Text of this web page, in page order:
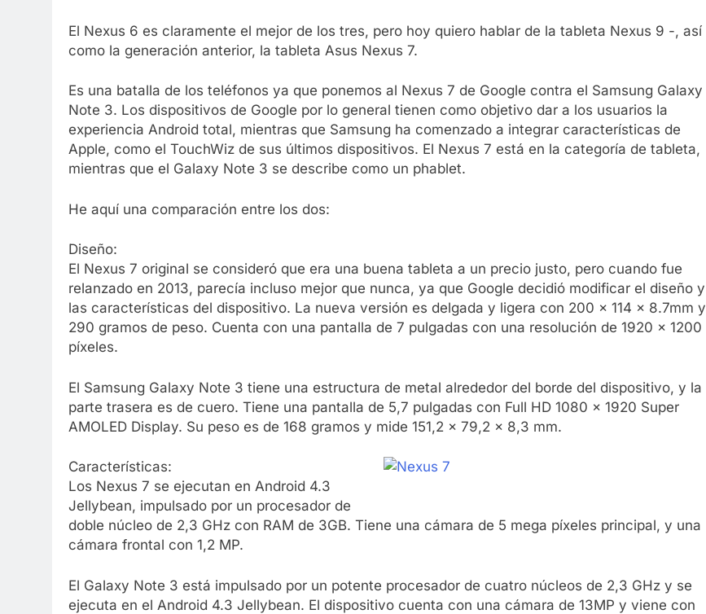
El Nexus 6 es claramente el mejor de los tres, pero hoy quiero hablar de la tableta Nexus 9 -, así
como la generación anterior, la tableta Asus Nexus 7.
Es una batalla de los teléfonos ya que ponemos al Nexus 7 de Google contra el Samsung Galaxy
Note 3. Los dispositivos de Google por lo general tienen como objetivo dar a los usuarios la
experiencia Android total, mientras que Samsung ha comenzado a integrar características de
Apple, como el TouchWiz de sus últimos dispositivos. El Nexus 7 está en la categoría de tableta,
mientras que el Galaxy Note 3 se describe como un phablet.
He aquí una comparación entre los dos:
Diseño:
El Nexus 7 original se consideró que era una buena tableta a un precio justo, pero cuando fue
relanzado en 2013, parecía incluso mejor que nunca, ya que Google decidió modificar el diseño y
las características del dispositivo. La nueva versión es delgada y ligera con 200 x 114 x 8.7mm y
290 gramos de peso. Cuenta con una pantalla de 7 pulgadas con una resolución de 1920 x 1200
píxeles.
El Samsung Galaxy Note 3 tiene una estructura de metal alrededor del borde del dispositivo, y la
parte trasera es de cuero. Tiene una pantalla de 5,7 pulgadas con Full HD 1080 x 1920 Super
AMOLED Display. Su peso es de 168 gramos y mide 151,2 x 79,2 x 8,3 mm.
Características:
Los Nexus 7 se ejecutan en Android 4.3
Jellybean, impulsado por un procesador de
doble núcleo de 2,3 GHz con RAM de 3GB. Tiene una cámara de 5 mega píxeles principal, y una
cámara frontal con 1,2 MP.
El Galaxy Note 3 está impulsado por un potente procesador de cuatro núcleos de 2,3 GHz y se
ejecuta en el Android 4.3 Jellybean. El dispositivo cuenta con una cámara de 13MP y viene con